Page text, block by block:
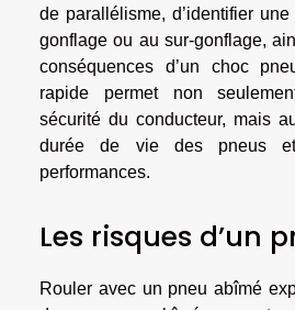
de parallélisme, d’identifier
gonflage ou au sur-gonflage,
conséquences d’un choc
rapide permet non
sécurité du conducteur, mais
durée de vie des pneus et
performances.
Les risques d’un
Rouler avec un pneu abîmé